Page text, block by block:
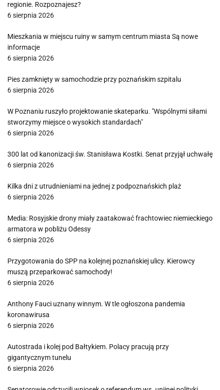
regionie. Rozpoznajesz?
6 sierpnia 2026
Mieszkania w miejscu ruiny w samym centrum miasta Są nowe
informacje
6 sierpnia 2026
Pies zamknięty w samochodzie przy poznańskim szpitalu
6 sierpnia 2026
W Poznaniu ruszyło projektowanie skateparku. "Wspólnymi siłami
stworzymy miejsce o wysokich standardach"
6 sierpnia 2026
300 lat od kanonizacji św. Stanisława Kostki. Senat przyjął uchwałę
6 sierpnia 2026
Kilka dni z utrudnieniami na jednej z podpoznańskich plaż
6 sierpnia 2026
Media: Rosyjskie drony miały zaatakować frachtowiec niemieckiego
armatora w pobliżu Odessy
6 sierpnia 2026
Przygotowania do SPP na kolejnej poznańskiej ulicy. Kierowcy
muszą przeparkować samochody!
6 sierpnia 2026
Anthony Fauci uznany winnym. W tle ogłoszona pandemia
koronawirusa
6 sierpnia 2026
Autostrada i kolej pod Bałtykiem. Polacy pracują przy
gigantycznym tunelu
6 sierpnia 2026